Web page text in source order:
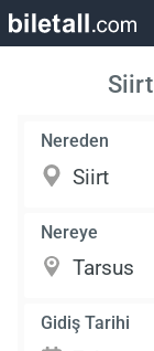
Nereden
Nereye
Gidiş Tarihi